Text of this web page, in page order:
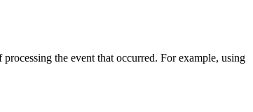
the event that occurred. For example, using